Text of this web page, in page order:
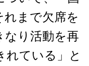
まで欠席を
なり活動を再
れている」と